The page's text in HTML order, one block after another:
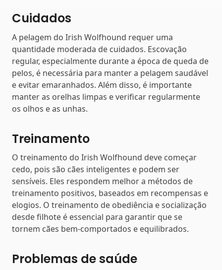
Cuidados
A pelagem do Irish Wolfhound requer uma
quantidade moderada de cuidados. Escovação
regular, especialmente durante a época de queda de
pelos, é necessária para manter a pelagem saudável
e evitar emaranhados. Além disso, é importante
manter as orelhas limpas e verificar regularmente
os olhos e as unhas.
Treinamento
O treinamento do Irish Wolfhound deve começar
cedo, pois são cães inteligentes e podem ser
sensíveis. Eles respondem melhor a métodos de
treinamento positivos, baseados em recompensas e
elogios. O treinamento de obediência e socialização
desde filhote é essencial para garantir que se
tornem cães bem-comportados e equilibrados.
Problemas de saúde